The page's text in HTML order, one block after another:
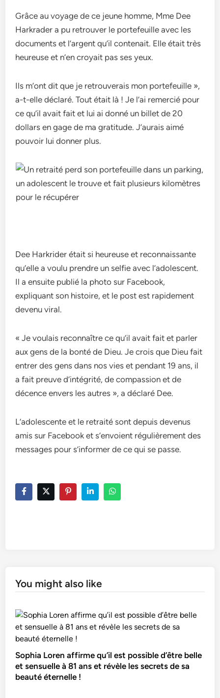
Grâce au voyage de ce jeune homme, Mme Dee
Harkrader a pu retrouver le portefeuille avec les
documents et l’argent qu’il contenait. Elle était très
heureuse et n’en croyait pas ses yeux.
Ils m’ont dit que je retrouverais mon portefeuille »,
a-t-elle déclaré. Tout était là ! Je l’ai remercié pour
ce qu’il avait fait et lui ai donné un billet de 20
dollars en gage de ma gratitude. J’aurais aimé
pouvoir lui donner plus.
Dee Harkrider était si heureuse et reconnaissante
qu’elle a voulu prendre un selfie avec l’adolescent.
Il a ensuite publié la photo sur Facebook,
expliquant son histoire, et le post est rapidement
devenu viral.
« Je voulais reconnaître ce qu’il avait fait et parler
aux gens de la bonté de Dieu. Je crois que Dieu fait
entrer des gens dans nos vies et pendant 19 ans, il
a fait preuve d’intégrité, de compassion et de
décence envers les autres », a déclaré Dee.
L’adolescente et le retraité sont depuis devenus
amis sur Facebook et s’envoient régulièrement des
messages pour s’informer de ce qui se passe.
You might also like
Sophia Loren affirme qu’il est possible d’être belle
et sensuelle à 81 ans et révèle les secrets de sa
beauté éternelle !